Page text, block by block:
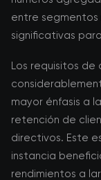
entre
significativas
Los requisitos de
mayor énfasis a
retención de
directivos. Este
instancia
rendimientos a